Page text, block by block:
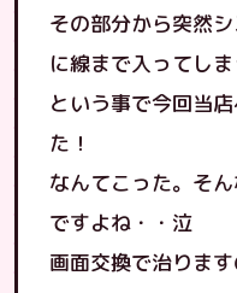
その部分から突然
に線まで入ってしま
という事で今回当
た！
なんてこった。そ
ですよね・・泣
画面交換で治りま